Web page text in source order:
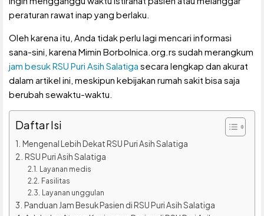
peraturan rawat inap yang berlaku.
Oleh karena itu, Anda tidak perlu lagi mencari informasi
sana-sini, karena Mimin Borbolnica.org.rs sudah merangkum
jam besuk RSU Puri Asih Salatiga secara lengkap dan akurat
dalam artikel ini, meskipun kebijakan rumah sakit bisa saja
berubah sewaktu-waktu.
Daftar Isi
Mengenal Lebih Dekat RSU Puri Asih Salatiga
RSU Puri Asih Salatiga
Layanan medis
Fasilitas
Layanan unggulan
Panduan Jam Besuk Pasien di RSU Puri Asih Salatiga